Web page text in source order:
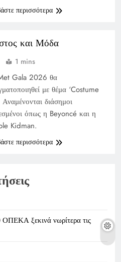
περισσότερα
και Μόδα
1 mins
Gala 2026 θα
με θέμα ‘Costume
Αναμένονται διάσημοι
όπως η Beyoncé και η
Kidman.
περισσότερα
ξεκινά νωρίτερα τις